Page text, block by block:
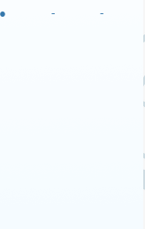
● - -